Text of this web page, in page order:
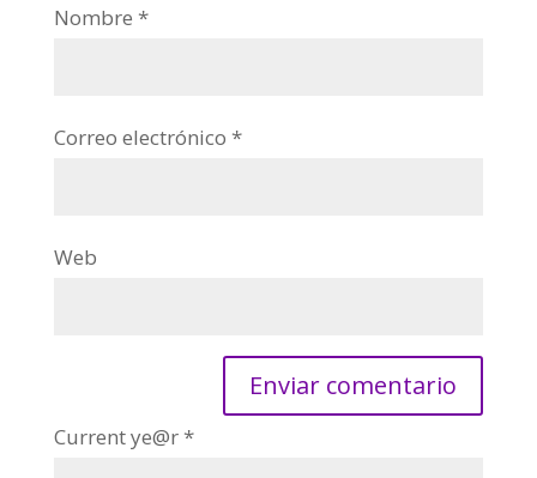
Nombre *
Correo electrónico *
Web
Current ye@r *